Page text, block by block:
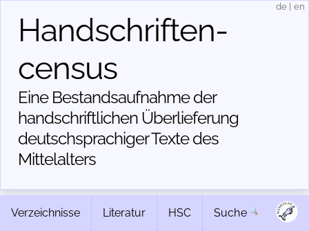
Handschriften­
census
Eine Bestandsaufnahme der
handschriftlichen Über­lieferung
deutschsprachiger Texte des
Mittelalters
de en
Verzeichnisse Literatur HSC Suche